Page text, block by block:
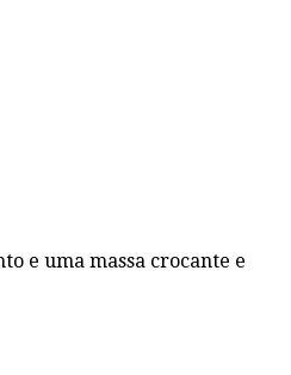
e uma massa crocante e